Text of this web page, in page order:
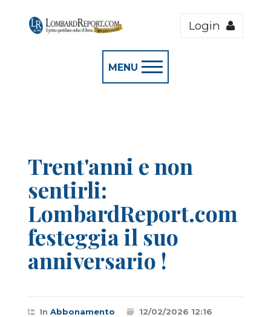
Login
MENU
Trent'anni e non
sentirli:
LombardReport.com
festeggia il suo
anniversario !
In Abbonamento
12/02/2026 12:16